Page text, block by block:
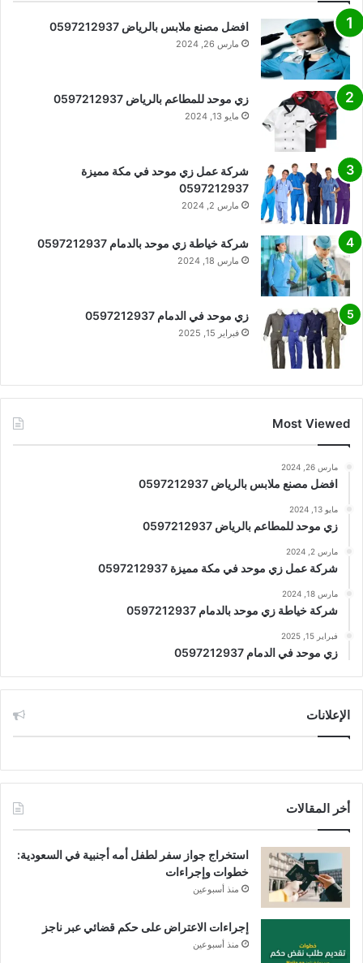
افضل مصنع ملابس بالرياض 0597212937
مارس 26, 2024
زي موحد للمطاعم بالرياض 0597212937
مايو 13, 2024
شركة عمل زي موحد في مكة مميزة
0597212937
مارس 2, 2024
شركة خياطة زي موحد بالدمام 0597212937
مارس 18, 2024
زي موحد في الدمام 0597212937
فبراير 15, 2025
Most Viewed
مارس 26, 2024
افضل مصنع ملابس بالرياض 0597212937
مايو 13, 2024
زي موحد للمطاعم بالرياض 0597212937
مارس 2, 2024
شركة عمل زي موحد في مكة مميزة 0597212937
مارس 18, 2024
شركة خياطة زي موحد بالدمام 0597212937
فبراير 15, 2025
زي موحد في الدمام 0597212937
الإعلانات
أخر المقالات
استخراج جواز سفر لطفل أمه أجنبية في السعودية:
خطوات وإجراءات
منذ أسبوعين
إجراءات الاعتراض على حكم قضائي عبر ناجز
منذ أسبوعين